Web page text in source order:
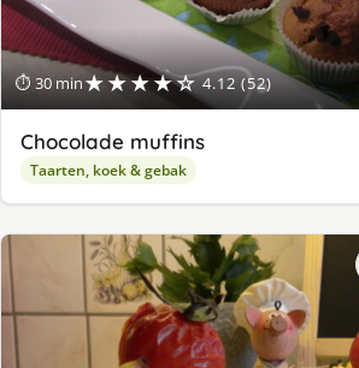
⏱ 30 min★★★★☆ 4.12 (52)
Chocolade muffins
Taarten, koek & gebak